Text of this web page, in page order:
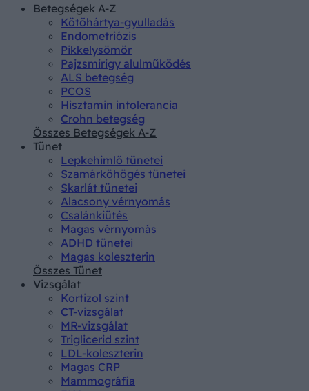
Betegségek A-Z
Kötőhártya-gyulladás
Endometriózis
Pikkelysömör
Pajzsmirigy alulműködés
ALS betegség
PCOS
Hisztamin intolerancia
Crohn betegség
Összes Betegségek A-Z
Tünet
Lepkehimlő tünetei
Szamárköhögés tünetei
Skarlát tünetei
Alacsony vérnyomás
Csalánkiütés
Magas vérnyomás
ADHD tünetei
Magas koleszterin
Összes Tünet
Vizsgálat
Kortizol szint
CT-vizsgálat
MR-vizsgálat
Triglicerid szint
LDL-koleszterin
Magas CRP
Mammográfia